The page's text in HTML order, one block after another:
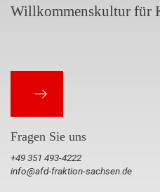
Willkommenskultur für
Fragen Sie uns
+49 351 493-4222
info@afd-fraktion-sachsen.de